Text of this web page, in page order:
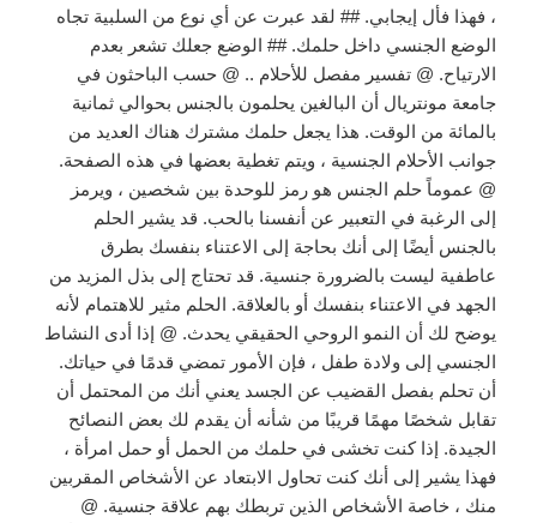
، فهذا فأل إيجابي. ## لقد عبرت عن أي نوع من السلبية تجاه
الوضع الجنسي داخل حلمك. ## الوضع جعلك تشعر بعدم
الارتياح. @ تفسير مفصل للأحلام .. @ حسب الباحثون في
جامعة مونتريال أن البالغين يحلمون بالجنس بحوالي ثمانية
بالمائة من الوقت. هذا يجعل حلمك مشترك هناك العديد من
جوانب الأحلام الجنسية ، ويتم تغطية بعضها في هذه الصفحة.
@ عموماً حلم الجنس هو رمز للوحدة بين شخصين ، ويرمز
إلى الرغبة في التعبير عن أنفسنا بالحب. قد يشير الحلم
بالجنس أيضًا إلى أنك بحاجة إلى الاعتناء بنفسك بطرق
عاطفية ليست بالضرورة جنسية. قد تحتاج إلى بذل المزيد من
الجهد في الاعتناء بنفسك أو بالعلاقة. الحلم مثير للاهتمام لأنه
يوضح لك أن النمو الروحي الحقيقي يحدث. @ إذا أدى النشاط
الجنسي إلى ولادة طفل ، فإن الأمور تمضي قدمًا في حياتك.
أن تحلم بفصل القضيب عن الجسد يعني أنك من المحتمل أن
تقابل شخصًا مهمًا قريبًا من شأنه أن يقدم لك بعض النصائح
الجيدة. إذا كنت تخشى في حلمك من الحمل أو حمل امرأة ،
فهذا يشير إلى أنك كنت تحاول الابتعاد عن الأشخاص المقربين
منك ، خاصة الأشخاص الذين تربطك بهم علاقة جنسية. @